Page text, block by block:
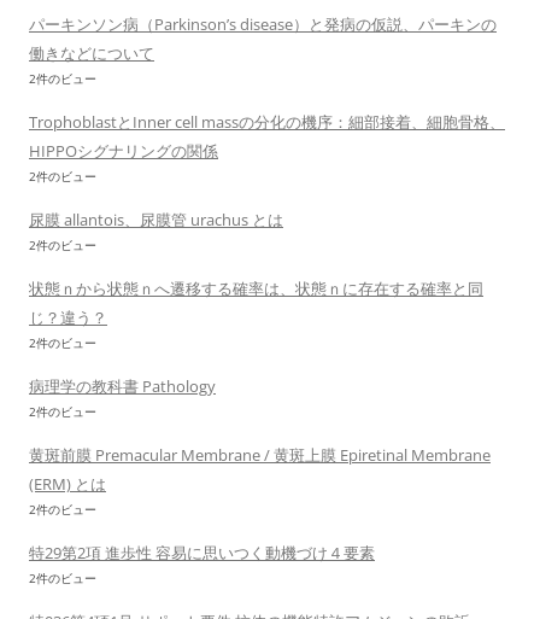
パーキンソン病（Parkinson’s disease）と発病の仮説、パーキンの
働きなどについて
2件のビュー
TrophoblastとInner cell massの分化の機序：細部接着、細胞骨格、
HIPPOシグナリングの関係
2件のビュー
尿膜 allantois、尿膜管 urachus とは
2件のビュー
状態ｎから状態ｎへ遷移する確率は、状態ｎに存在する確率と同
じ？違う？
2件のビュー
病理学の教科書 Pathology
2件のビュー
黄斑前膜 Premacular Membrane / 黄斑上膜 Epiretinal Membrane
(ERM) とは
2件のビュー
特29第2項 進歩性 容易に思いつく動機づけ４要素
2件のビュー